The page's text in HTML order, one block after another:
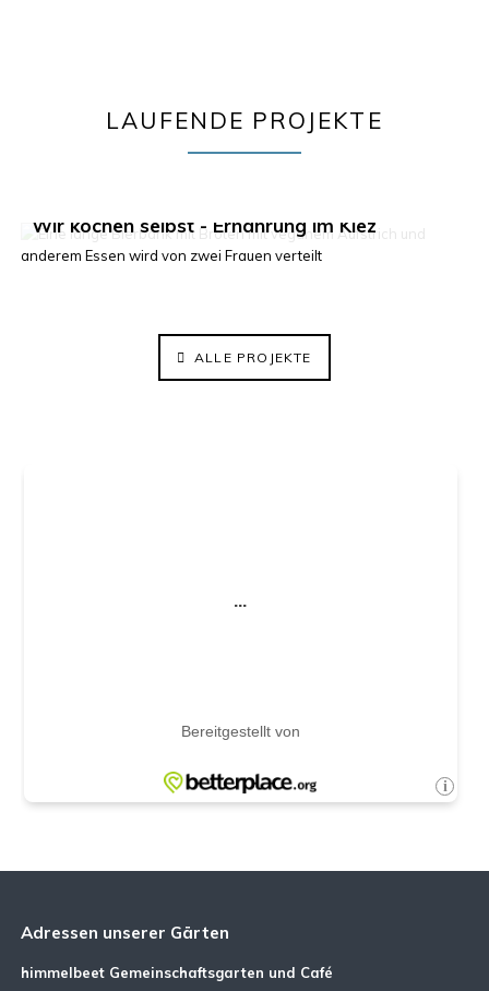
LAUFENDE PROJEKTE
Wir kochen selbst - Ernährung im Kiez
ElisaBeet - Solidarischer Lehrgarten
ALLE PROJEKTE
Adressen unserer Gärten
himmelbeet Gemeinschaftsgarten und Café